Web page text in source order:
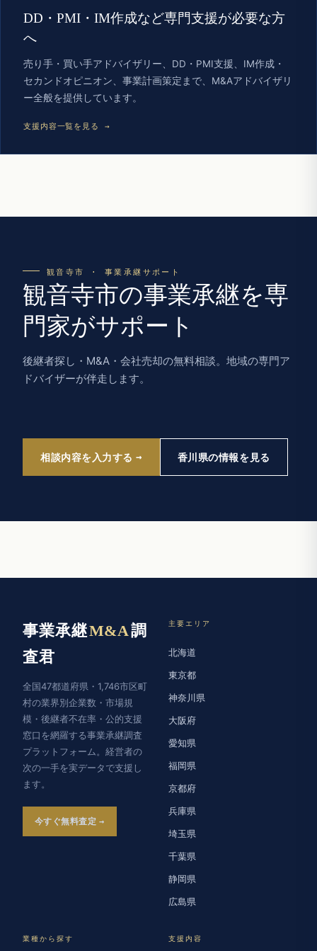
DD・PMI・IM作成など専門支援が必要な方
へ
売り手・買い手アドバイザリー、DD・PMI支援、IM作成・
セカンドオピニオン、事業計画策定まで、M&Aアドバイザリ
ー全般を提供しています。
支援内容一覧を見る →
観音寺市 · 事業承継サポート
観音寺市の事業承継を専
門家がサポート
後継者探し・M&A・会社売却の無料相談。地域の専門ア
ドバイザーが伴走します。
相談内容を入力する 香川県の情報を見る
事業承継M&A調
査君
全国47都道府県・1,746市区町
村の業界別企業数・市場規
模・後継者不在率・公的支援
窓口を網羅する事業承継調査
プラットフォーム。経営者の
次の一手を実データで支援し
ます。
今すぐ無料査定
主要エリア
北海道
東京都
神奈川県
大阪府
愛知県
福岡県
京都府
兵庫県
埼玉県
千葉県
静岡県
広島県
業種から探す 支援内容